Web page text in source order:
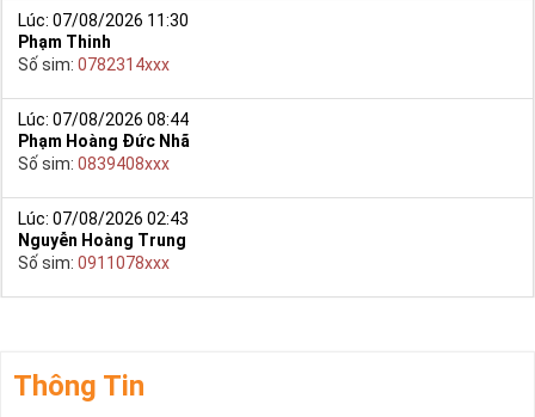
Lúc: 07/08/2026 11:30
Phạm Thinh
Số sim: 0782314xxx
Lúc: 07/08/2026 08:44
Phạm Hoàng Đức Nhã
Số sim: 0839408xxx
Lúc: 07/08/2026 02:43
Nguyễn Hoàng Trung
Số sim: 0911078xxx
Thông Tin